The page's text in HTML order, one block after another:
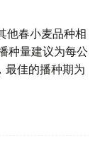
他春小麦品种相
种量建议为每公
佳的播种期为